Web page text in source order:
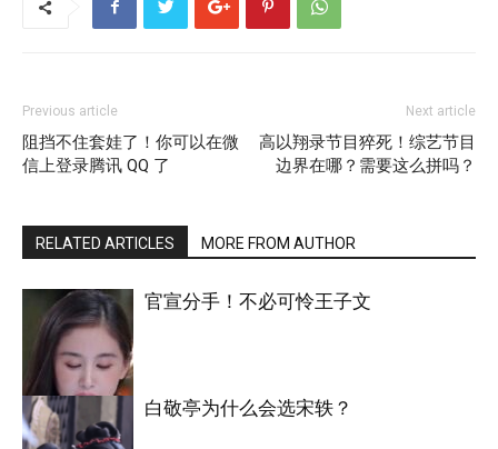
Previous article
阻挡不住套娃了！你可以在微
信上登录腾讯 QQ 了
Next article
高以翔录节目猝死！综艺节目
边界在哪？需要这么拼吗？
RELATED ARTICLES MORE FROM AUTHOR
明星八卦
官宣分手！不必可怜王子文
白敬亭为什么会选宋轶？